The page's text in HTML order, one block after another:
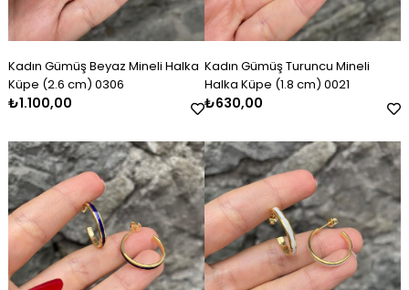
Kadın Gümüş Beyaz Mineli Halka
Küpe (2.6 cm) 0306
₺1.100,00
Kadın Gümüş Turuncu Mineli
Halka Küpe (1.8 cm) 0021
₺630,00